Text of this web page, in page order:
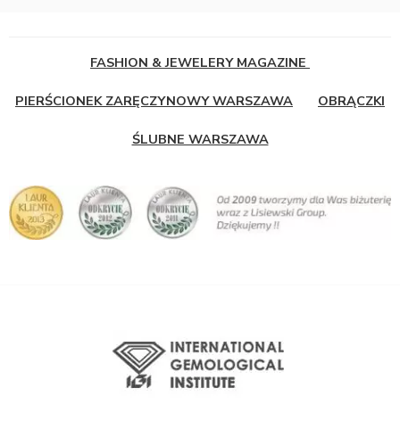
FASHION & JEWELERY MAGAZINE
PIERŚCIONEK ZARĘCZYNOWY WARSZAWA OBRĄCZKI
ŚLUBNE WARSZAWA